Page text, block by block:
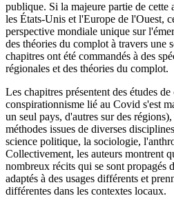
publique. Si la majeure partie de cette
les États‑Unis et l'Europe de l'Ouest,
perspective mondiale unique sur
des théories du complot à travers une
chapitres ont été commandés à des
régionales et des théories du complot.
Les chapitres présentent des études
conspirationnisme lié au Covid s'est
un seul pays, d'autres sur des
méthodes issues de diverses
science politique, la sociologie,
Collectivement, les auteurs montrent
nombreux récits qui se sont propagés
adaptés à des usages différents et
différentes dans les contextes locaux.